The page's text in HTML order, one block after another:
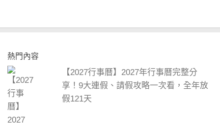
熱門內容
【2027行事曆】2027年行事曆完整分
享！9大連假、請假攻略一次看，全年放
假121天